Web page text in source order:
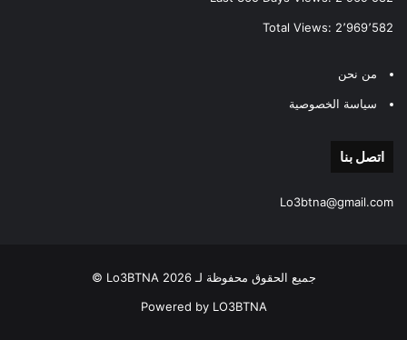
Total Views: 2٬969٬582
من نحن
سياسة الخصوصية
اتصل بنا
Lo3btna@gmail.com
جميع الحقوق محفوظة لـ Lo3BTNA 2026 ©
Powered by LO3BTNA